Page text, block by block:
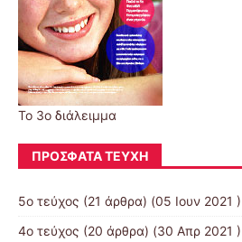
Το 3ο διάλειμμα
ΠΡΌΣΦΑΤΑ ΤΕΎΧΗ
5ο τεύχος (21 άρθρα) (05 Ιουν 2021 )
4ο τεύχος (20 άρθρα) (30 Απρ 2021 )